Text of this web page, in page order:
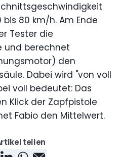
80 km/h. Am Ende
Tester die
und berechnet
den
Dabei wird "von voll
voll bedeutet: Das
Klick der Zapfpistole
Fabio den Mittelwert.
teilen